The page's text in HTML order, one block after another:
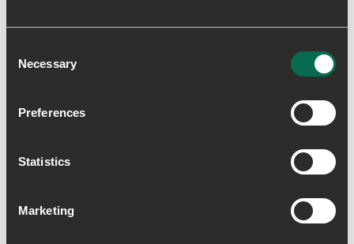
Selection
Necessary
Preferences
Statistics
Marketing
Fremstillet med genbrugsgummi og genbrugstekstiler.
Alle gummisåler består af 10% genbrugsgummi, og